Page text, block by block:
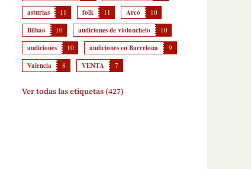
asturias 11 folk 11 Arco 10
Bilbao 10 audiciones de violonchelo 10
audiciones 10 audiciones en Barcelona 9
Valencia 8 VENTA 7
Ver todas las etiquetas (427)